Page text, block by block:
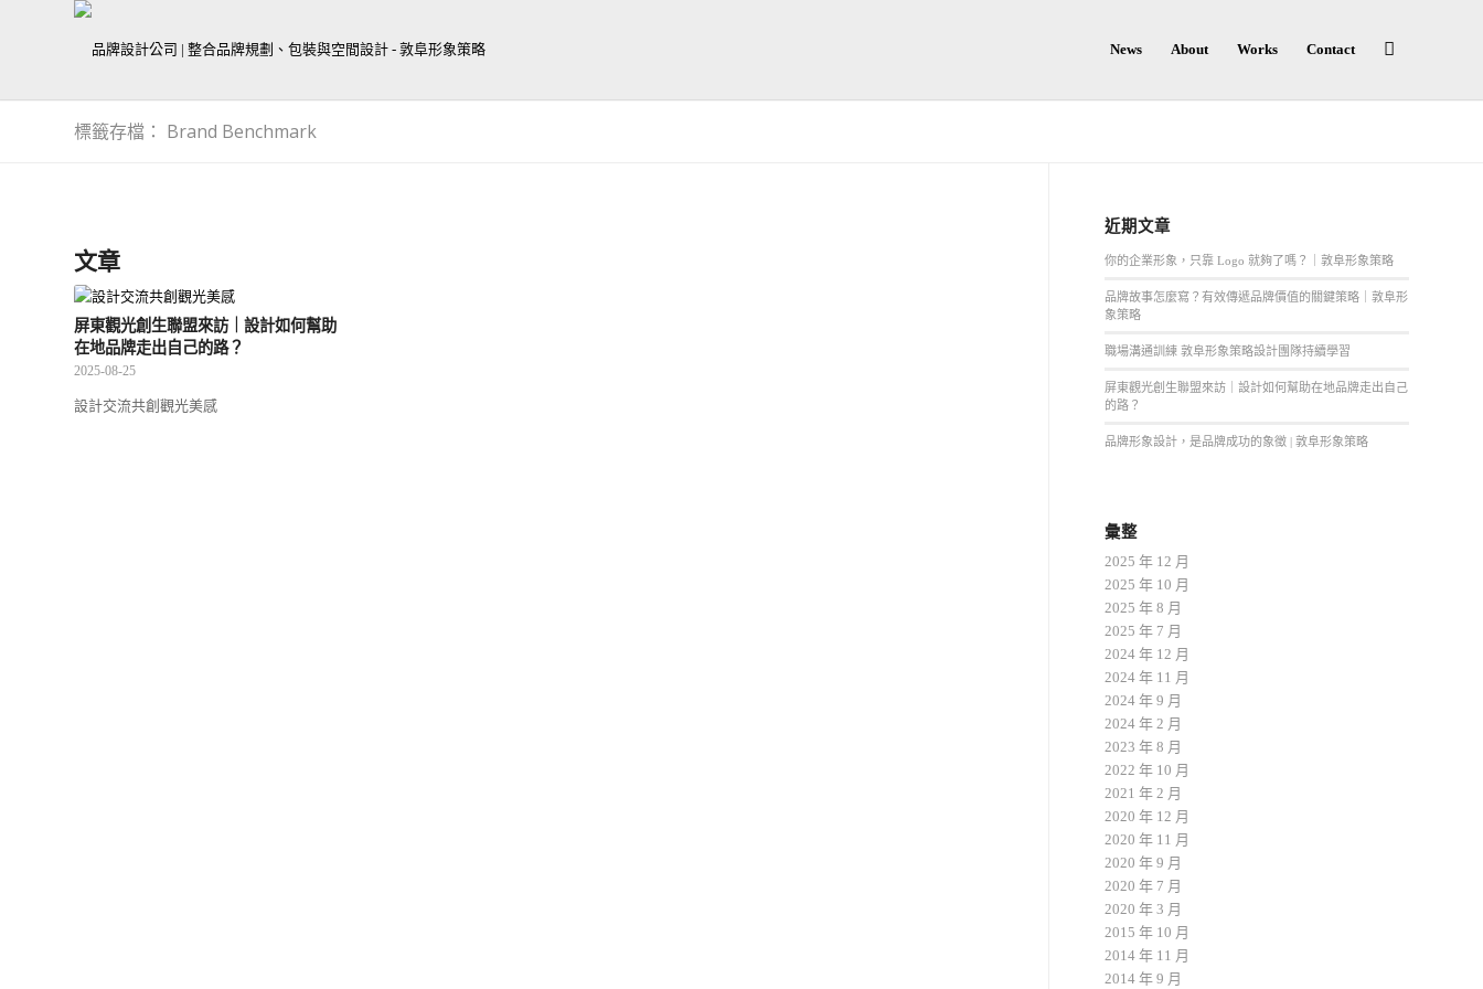
News About Works Contact
標籤存檔： Brand Benchmark
文章
屏東觀光創生聯盟來訪｜設計如何幫助
在地品牌走出自己的路？
2025-08-25
設計交流共創觀光美感
近期文章
你的企業形象，只靠 Logo 就夠了嗎？｜敦阜形象策略
品牌故事怎麼寫？有效傳遞品牌價值的關鍵策略｜敦阜形
象策略
職場溝通訓練 敦阜形象策略設計團隊持續學習
屏東觀光創生聯盟來訪｜設計如何幫助在地品牌走出自己
的路？
品牌形象設計，是品牌成功的象徵 | 敦阜形象策略
彙整
2025 年 12 月
2025 年 10 月
2025 年 8 月
2025 年 7 月
2024 年 12 月
2024 年 11 月
2024 年 9 月
2024 年 2 月
2023 年 8 月
2022 年 10 月
2021 年 2 月
2020 年 12 月
2020 年 11 月
2020 年 9 月
2020 年 7 月
2020 年 3 月
2015 年 10 月
2014 年 11 月
2014 年 9 月